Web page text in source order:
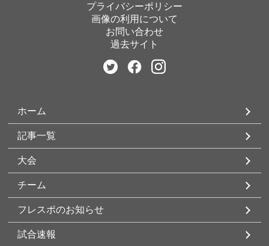
プライバシーポリシー
画像の利用について
お問い合わせ
過去サイト
ホーム
記事一覧
大会
チーム
フレスポのお知らせ
試合速報